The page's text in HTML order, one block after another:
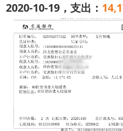
左一 刘金宝给
2020-10-19，支出：